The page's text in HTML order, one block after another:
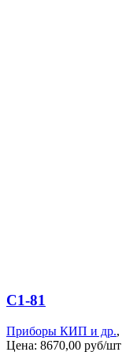
С1-81
Приборы КИП и др.,
Цена: 8670,00 руб/шт